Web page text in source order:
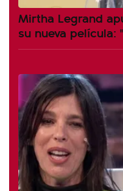
Mirtha Legrand
su nueva película: